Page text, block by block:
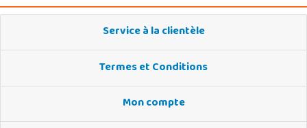
Service à la clientèle
Termes et Conditions
Mon compte